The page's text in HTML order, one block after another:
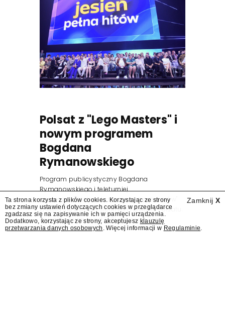
Polsat z "Lego Masters" i
nowym programem
Bogdana
Rymanowskiego
Program publicystyczny Bogdana
Rymanowskiego i teleturniej
muzyczny "Hitster. Muzyczna gra przebojów"
znajdą się wśród jesiennych nowości Polsatu.
Polsat przejmuje od TVN program "Lego
Masters".
Zamknij X
Ta strona korzysta z plików cookies. Korzystając ze strony
bez zmiany ustawień dotyczących cookies w przeglądarce
zgadzasz się na zapisywanie ich w pamięci urządzenia.
Dodatkowo, korzystając ze strony, akceptujesz klauzulę
przetwarzania danych osobowych . Więcej informacji w Regulaminie.